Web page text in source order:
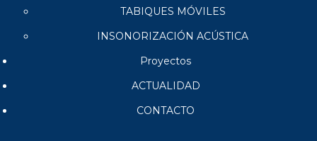
TABIQUES MÓVILES
INSONORIZACIÓN ACÚSTICA
Proyectos
ACTUALIDAD
CONTACTO